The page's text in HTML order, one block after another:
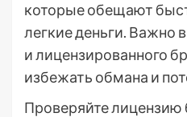
которые обещают
легкие деньги. Важно
и лицензированного
избежать обмана и
Проверяйте лицензию